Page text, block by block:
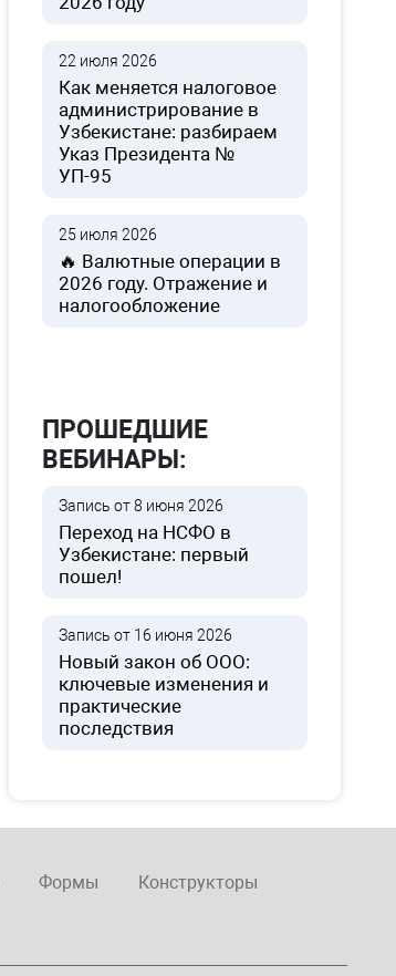
22 июля 2026
Как меняется налоговое
администрирование в
Узбекистане: разбираем
Указ Президента №
УП-95
25 июля 2026
🔥 Валютные операции в
2026 году. Отражение и
налогообложение
ПРОШЕДШИЕ
ВЕБИНАРЫ:
Запись от 8 июня 2026
Переход на НСФО в
Узбекистане: первый
пошел!
Запись от 16 июня 2026
Новый закон об ООО:
ключевые изменения и
практические
последствия
Формы Конструкторы